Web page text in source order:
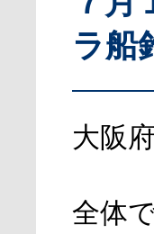
ラ船
大阪
全体